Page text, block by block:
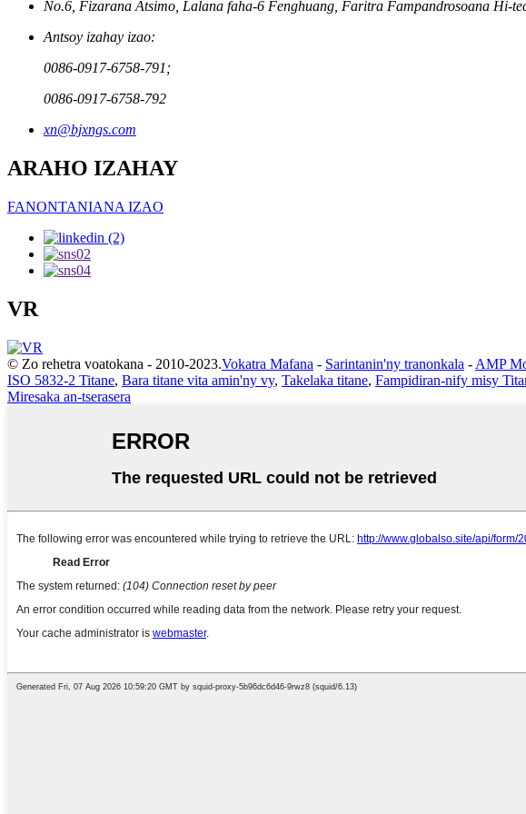
No.6, Fizarana Atsimo, Lalana faha-6 Fenghuang, Faritra Fampandrosoana Hi-
Antsoy izahay izao:
0086-0917-6758-791;
0086-0917-6758-792
xn@bjxngs.com
ARAHO IZAHAY
FANONTANIANA IZAO
VR
© Zo rehetra voatokana - 2010-2023.Vokatra Mafana - Sarintanin'ny tranonkala - AMP
ISO 5832-2 Titane, Bara titane vita amin'ny vy, Takelaka titane, Fampidiran-nify misy
Miresaka an-tserasera